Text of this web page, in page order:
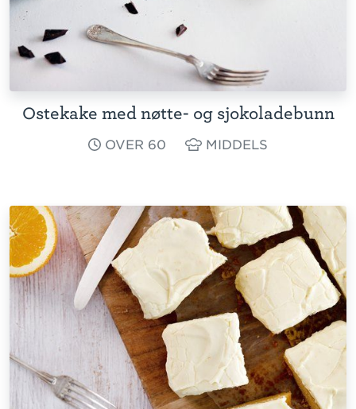
Ostekake med nøtte- og sjokoladebunn
OVER 60 MIDDELS